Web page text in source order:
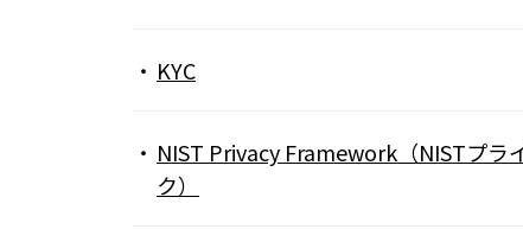
KYC
NIST Privacy Framework（NISTプラ
ク）